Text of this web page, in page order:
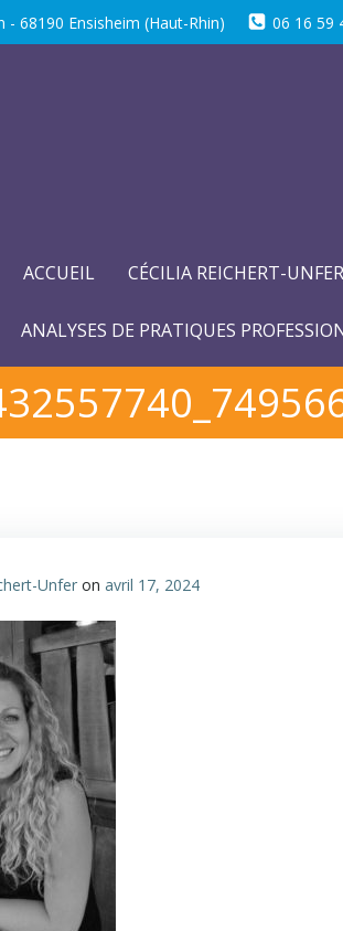
- 68190 Ensisheim (Haut-Rhin) 06 16 59
ACCUEIL CÉCILIA REICHERT-UNFER
ANALYSES DE PRATIQUES
Unfer on avril 17, 2024